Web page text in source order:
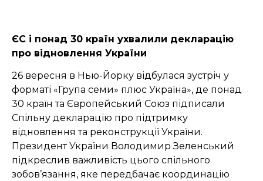
ЄС і понад 30 країн ухвалили декларацію
про відновлення України
26 вересня в Нью-Йорку відбулася зустріч у
форматі «Група семи» плюс Україна», де понад
30 країн та Європейський Союз підписали
Спільну декларацію про підтримку
відновлення та реконструкції України.
Президент України Володимир Зеленський
підкреслив важливість цього спільного
зобов’язання, яке передбачає координацію